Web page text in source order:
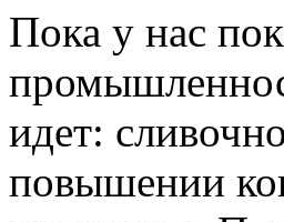
Пока у нас
идет:
повышении